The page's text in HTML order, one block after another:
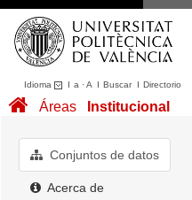
Idioma I a ·A I BuscarI Directorio
Conjuntos de datos
Acerca de
Áreas Institucional
Conjuntos de datos
Acerca de